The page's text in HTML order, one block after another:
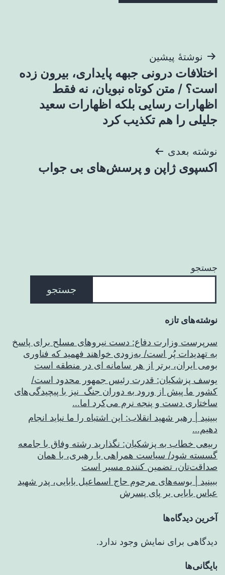
راهبری
نوشته
نوشتهٔ پیشین
اختلافات درونی جبهه پایداری، بیرون زده
است؟ / متن کوتاه نبویان، نه فقط
اظهارات رسایی بلکه اظهارات سعید
جلیلی را هم تکذیب کرد
نوشته بعدی
اکسپوی ژاپن و پرسش‌های بی جواب
جستجو
جستجو
نوشته‌های تازه
سرپرست وزارت دفاع: دست نیروهای مسلح برای پاسخ
به تهدیدات پُر است/ به‌زودی خواهند فهمید که فناوری
بومی ایران، برتر از هر سامانه ای در منطقه است
یوسف پزشکیان: قدرت رئیس‌ جمهور محدود است/
کشور ما پیش از ورود به دوران جنگ نیز با پیچیدگی‌های
ساختاری دست و پنجه نرم می‌کرد اما…
ببینید | رهبر شهید انقلاب: این اشتباه را ما نباید انجام
دهیم…
ربیعی خطاب به پزشکیان: نگذارید رشته وفاق با جامعه
گسسته شود/ سیاست همراهی با رهبری، با همان
صداقت‌تان، تضمین کننده مسیر است
ببینید | بوسه‌های مرحوم حاج اسماعیل بابایی، پدر شهید
عباس بابایی بر پای پسرش
آخرین دیدگاه‌ها
دیدگاهی برای نمایش وجود ندارد.
بایگانی‌ها